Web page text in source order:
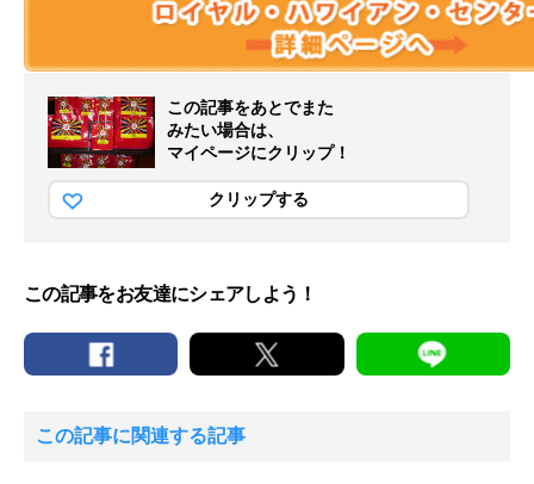
この記事をあとでまた
みたい場合は、
マイページにクリップ！
クリップする
この記事をお友達にシェアしよう！
この記事に関連する記事